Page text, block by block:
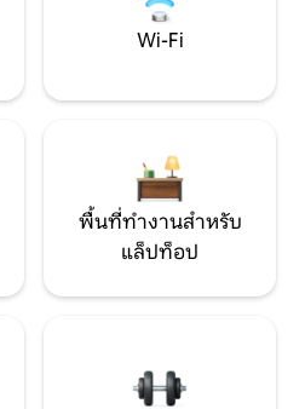
Wi-Fi
พื้นที่ทำงานสำหรับ
แล็ปท็อป